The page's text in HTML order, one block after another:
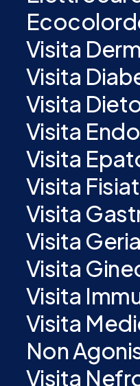
Visita
Visita
Visita
Visita
Visita
Visita
Visita
Visita
Visita
Visita
Visita
Non
Visita